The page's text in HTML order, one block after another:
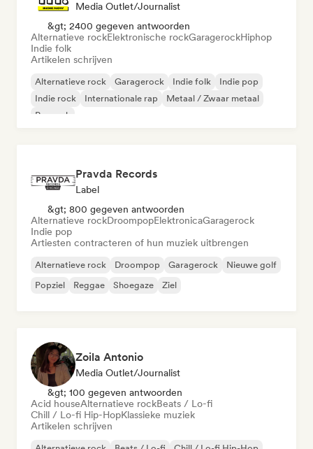
Media Outlet/Journalist
&gt; 2400 gegeven antwoorden
Alternatieve rockElektronische rockGaragerockHiphop
Indie folk
Artikelen schrijven
Alternatieve rock Garagerock Indie folk
Indie pop
Indie rock
Internationale rap
Metaal / Zwaar metaal
Poprock
Pravda Records
Label
&gt; 800 gegeven antwoorden
Alternatieve rockDroompopElektronicaGaragerock
Indie pop
Artiesten contracteren of hun muziek uitbrengen
Alternatieve rock Droompop Garagerock
Nieuwe golf
Popziel
Reggae Shoegaze Ziel
Zoila Antonio
Media Outlet/Journalist
&gt; 100 gegeven antwoorden
Acid houseAlternatieve rockBeats / Lo-fi
Chill / Lo-fi Hip-HopKlassieke muziek
Artikelen schrijven